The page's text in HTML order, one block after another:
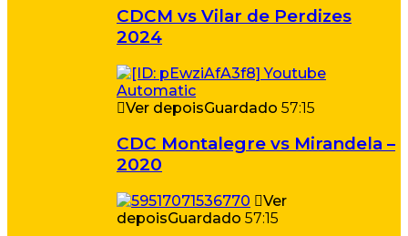
CDCM vs Vilar de Perdizes
2024
Ver depoisGuardado 57:15
CDC Montalegre vs Mirandela –
2020
Ver
depoisGuardado 57:15